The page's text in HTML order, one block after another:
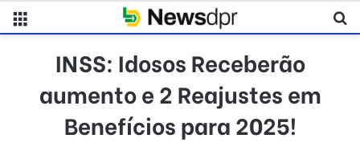
INSS: Idosos Receberão
aumento e 2 Reajustes em
Benefícios para 2025!